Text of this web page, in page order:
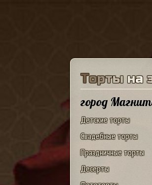
Торты на
город
Детские торты
Свадебные торты
Праздничные торты
Десерты